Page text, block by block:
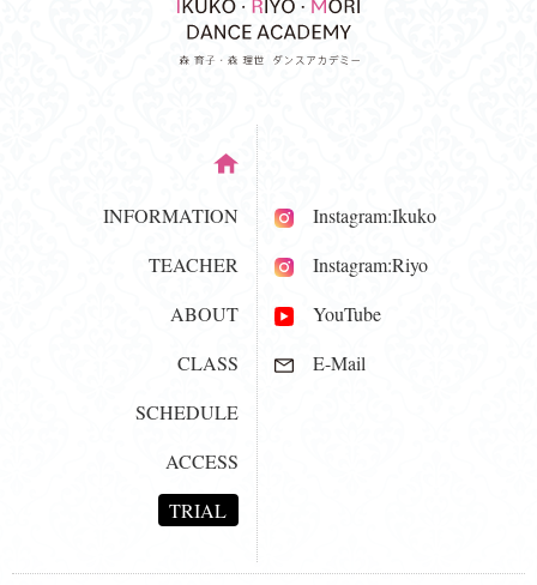
INFORMATION
TEACHER
ABOUT
CLASS
SCHEDULE
ACCESS
TRIAL
Instagram:Ikuko
Instagram:Riyo
YouTube
E-Mail